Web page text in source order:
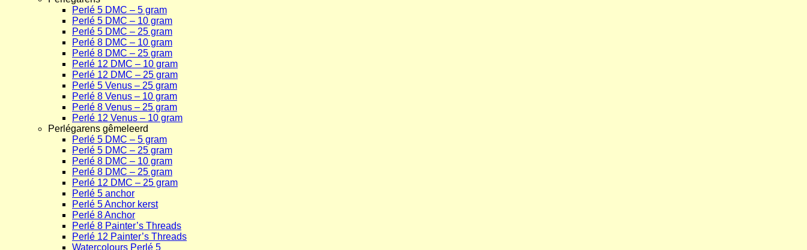
Perlé 5 DMC – 5 gram
Perlé 5 DMC – 10 gram
Perlé 5 DMC – 25 gram
Perlé 8 DMC – 10 gram
Perlé 8 DMC – 25 gram
Perlé 12 DMC – 10 gram
Perlé 12 DMC – 25 gram
Perlé 5 Venus – 25 gram
Perlé 8 Venus – 10 gram
Perlé 8 Venus – 25 gram
Perlé 12 Venus – 10 gram
Perlégarens gêmeleerd
Perlé 5 DMC – 5 gram
Perlé 5 DMC – 25 gram
Perlé 8 DMC – 10 gram
Perlé 8 DMC – 25 gram
Perlé 12 DMC – 25 gram
Perlé 5 anchor
Perlé 5 Anchor kerst
Perlé 8 Anchor
Perlé 8 Painter’s Threads
Perlé 12 Painter’s Threads
Watercolours Perlé 5